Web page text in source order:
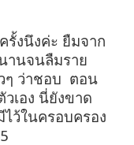
รั้งนึงค่ะ ยืมจาก
านจนลืมราย
ๆ ว่าชอบ ตอน
วเอง นี่ยังขาด
ไว้ในครอบครอง